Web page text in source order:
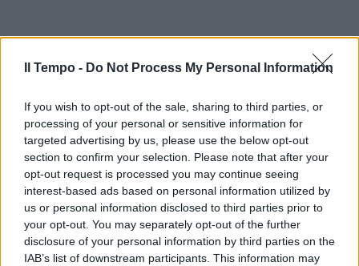
Il Tempo - Do Not Process My Personal Information
If you wish to opt-out of the sale, sharing to third parties, or
processing of your personal or sensitive information for
targeted advertising by us, please use the below opt-out
section to confirm your selection. Please note that after your
opt-out request is processed you may continue seeing
interest-based ads based on personal information utilized by
us or personal information disclosed to third parties prior to
your opt-out. You may separately opt-out of the further
disclosure of your personal information by third parties on the
IAB’s list of downstream participants. This information may